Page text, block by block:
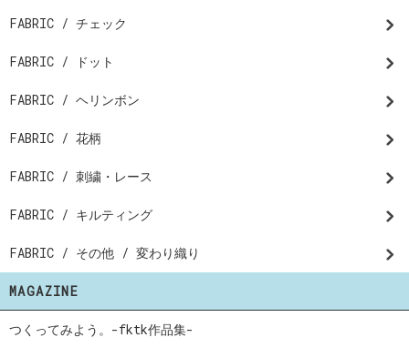
FABRIC / チェック
FABRIC / ドット
FABRIC / ヘリンボン
FABRIC / 花柄
FABRIC / 刺繍・レース
FABRIC / キルティング
FABRIC / その他 / 変わり織り
MAGAZINE
つくってみよう。-fktk作品集-